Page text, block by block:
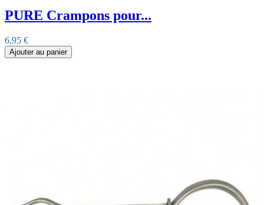
PURE Crampons pour...
6,95 €
Ajouter au panier